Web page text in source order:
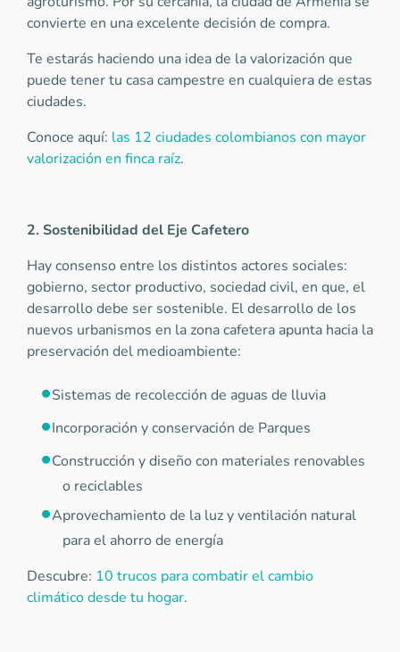
convierte en una excelente decisión de compra.
Te estarás haciendo una idea de la valorización que
puede tener tu casa campestre en cualquiera de estas
ciudades.
Conoce aquí: las 12 ciudades colombianos con mayor
valorización en finca raíz.
2. Sostenibilidad del Eje Cafetero
Hay consenso entre los distintos actores sociales:
gobierno, sector productivo, sociedad civil, en que, el
desarrollo debe ser sostenible. El desarrollo de los
nuevos urbanismos en la zona cafetera apunta hacia la
preservación del medioambiente:
Sistemas de recolección de aguas de lluvia
Incorporación y conservación de Parques
Construcción y diseño con materiales renovables
o reciclables
Aprovechamiento de la luz y ventilación natural
para el ahorro de energía
Descubre: 10 trucos para combatir el cambio
climático desde tu hogar.